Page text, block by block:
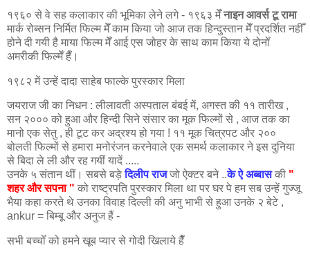
१९६० से वे सह कलाकार की भूमिका लेने लगे - १९६३ मेँनाइन आवर्स टू रामा
मार्क रोब्सन निर्मित फिल्म मेँ काम किया जो आज तक हिन्दुस्तान मेँ प्रदर्शित नहीँ
होने दी गयी है माया फिल्म मेँ आई एस जोहर के साथ काम किया ये दोनोँ
अमरीकी फिल्मेँ हैँ।
१९८२ में उन्हें दादा साहेब फाल्के पुरस्कार मिला
जयराज जी का निधन : लीलावती अस्पताल बंबई में, अगस्त की ११ तारीख ,
सन २००० को हुआ और हिन्दी सिने संसार का मूक फिल्मों से , आज तक का
मानो एक सेतु , ही टूट कर अद्रश्य हो गया ! ११ मूक चित्रपट और २००
बोलती फिल्मों से हमारा मनोरंजन करनेवाले एक समर्थ कलाकार ने इस दुनिया
से बिदा ले ली और रह गयीं यादें .....
उनके ५ संतान थीं। सबसे बड़ेदिलीप राजजो ऐक्टर बने ..के ऐ अब्बासकी "
शहर और सपना " को राष्ट्रपति पुरस्कार मिला था पर घर पे हम सब उन्हें गुज्जू
भैया कहा करते थे उनका विवाह दिल्ली की अनु भाभी से हुआ उनके २ बेटे ,
ankur = बिम्बू और अनुज हैं -
सभी बच्चोँ को हमने खूब प्यार से गोदी खिलाये हैँ